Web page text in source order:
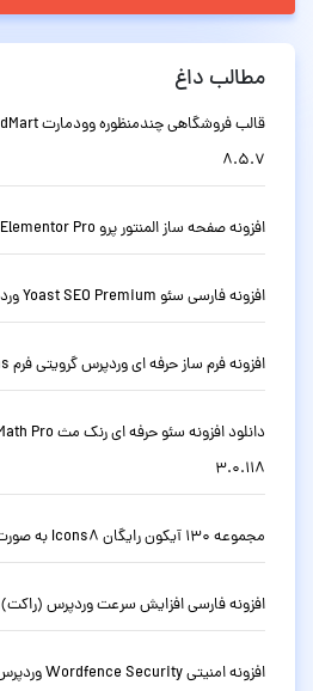
مطالب داغ
8.5.7
افزونه صفحه ساز المنتور پرو Elementor Pro وردپرس نسخه 4.2.1
افزونه فارسی سئو Yoast SEO Premium وردپرس نسخه حرفه ای 28.1
افزونه فرم ساز حرفه ای وردپرس گرویتی فرم Gravity Forms نسخه 3.0.0
3.0.118
مجموعه 130 آیکون رایگان Icons8 به صورت SVG
افزونه فارسی افزایش سرعت وردپرس (راکت) WP Rocket نسخه 3.23.1
افزونه امنیتی Wordfence Security وردپرس نسخه 8.1.4